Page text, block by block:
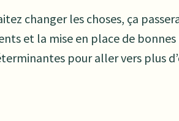
changer les choses, ça
et la mise en place de bonnes
pour aller vers plus